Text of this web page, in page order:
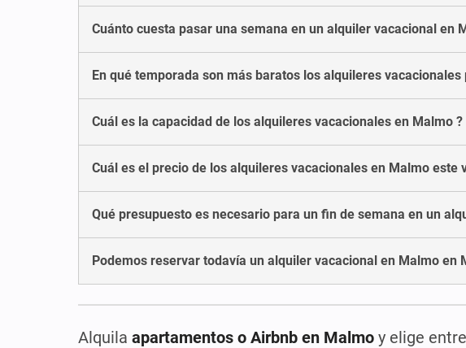
Cuánto cuesta pasar una semana en un alquiler vacacional en
En qué temporada son más baratos los alquileres
Cuál es la capacidad de los alquileres vacacionales en Malmo ?
Cuál es el precio de los alquileres vacacionales en Malmo este
Qué presupuesto es necesario para un fin de semana en un
Podemos reservar todavía un alquiler vacacional en Malmo en
Alquila apartamentos o Airbnb en Malmo y elige